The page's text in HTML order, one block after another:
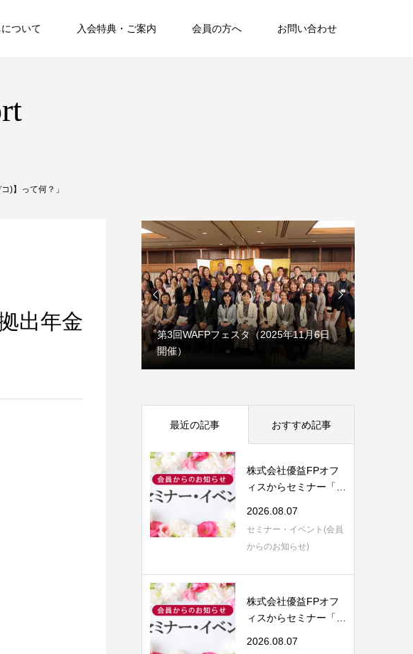
ついて 入会特典・ご案内 会員の方へ お問い合わせ
)】って何？」
出年金

ェスタ（2024年11月7日
第3回WAFPフェスタ（2025年11月6日
開催）

最近の記事 おすすめ記事
株式会社優益FPオフ
ィスからセミナー「F
2026.08.07
セミナー・イベント(会員
からのお知らせ)
株式会社優益FPオフ
ィスからセミナー「生
2026.08.07